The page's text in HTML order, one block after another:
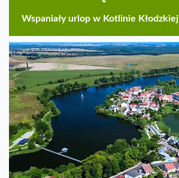
Wspaniały urlop w Kotlinie Kłodzkiej